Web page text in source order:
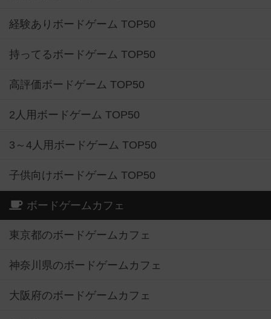
経験ありボードゲーム TOP50
持ってるボードゲーム TOP50
高評価ボードゲーム TOP50
2人用ボードゲーム TOP50
3～4人用ボードゲーム TOP50
子供向けボードゲーム TOP50
ボードゲームカフェ
東京都のボードゲームカフェ
神奈川県のボードゲームカフェ
大阪府のボードゲームカフェ